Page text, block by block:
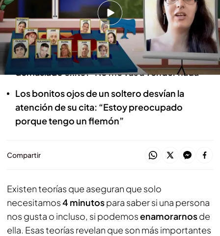
Nuevos solteros y solteras buscan el amor esta
noche a las 21:45 horas en ‘First Dates’
Enrique intenta venderle un coche a su cita sin
demasiado éxito: “No me vas a vender nada”
Los bonitos ojos de un soltero desvían la
atención de su cita: “Estoy preocupado
porque tengo un flemón”
Compartir
Existen teorías que aseguran que solo
necesitamos4 minutospara saber si una persona
nos gusta o incluso, si podemosenamorarnosde
ella. Esas teorías revelan que son más importantes